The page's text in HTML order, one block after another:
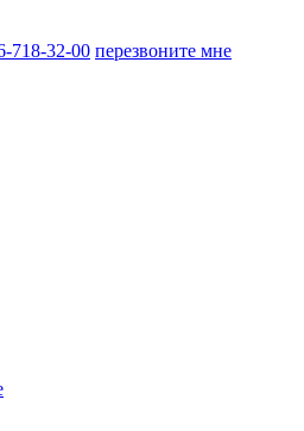
718-32-00 перезвоните мне